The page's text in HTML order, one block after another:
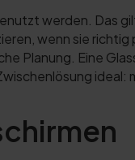
werden. Das
wenn sie
Planung. Eine